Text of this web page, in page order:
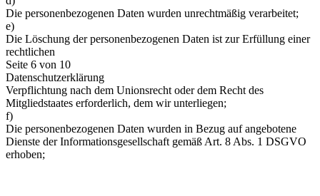
Die personenbezogenen Daten wurden unrechtmäßig verarbeitet;
e)
Die Löschung der personenbezogenen Daten ist zur Erfüllung einer
rechtlichen
Seite 6 von 10
Datenschutzerklärung
Verpflichtung nach dem Unionsrecht oder dem Recht des
Mitgliedstaates erforderlich, dem wir unterliegen;
f)
Die personenbezogenen Daten wurden in Bezug auf angebotene
Dienste der Informationsgesellschaft gemäß Art. 8 Abs. 1 DSGVO
erhoben;